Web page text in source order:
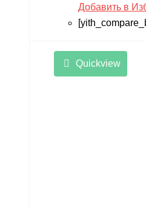
Добавить в
Quickview